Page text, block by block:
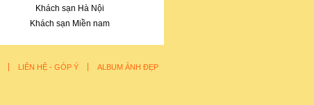
Khách sạn Hà Nội
Khách sạn Miền nam
LIÊN HỆ - GÓP Ý ALBUM ẢNH ĐẸP